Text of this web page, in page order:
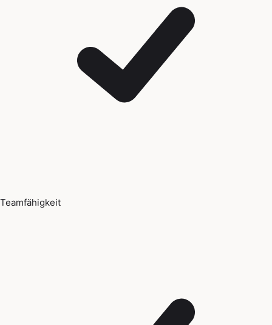
Teamfähigkeit